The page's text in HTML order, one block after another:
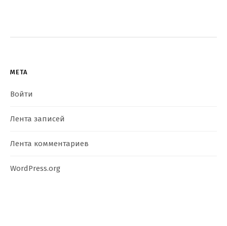
МЕТА
Войти
Лента записей
Лента комментариев
WordPress.org